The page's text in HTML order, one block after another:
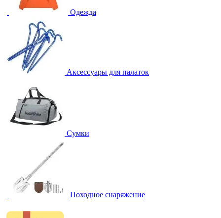
Одежда
Аксессуары для палаток
Сумки
Походное снаряжение